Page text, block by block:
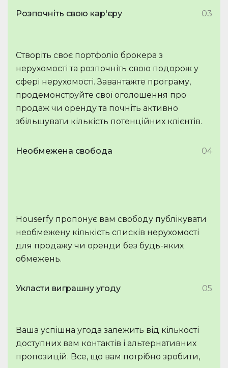
Розпочніть свою кар'єру 03
Створіть своє портфоліо брокера з
нерухомості та розпочніть свою подорож у
сфері нерухомості. Завантажте програму,
продемонструйте свої оголошення про
продаж чи оренду та почніть активно
збільшувати кількість потенційних клієнтів.
Необмежена свобода 04
Houserfy пропонує вам свободу публікувати
необмежену кількість списків нерухомості
для продажу чи оренди без будь-яких
обмежень.
Укласти виграшну угоду 05
Ваша успішна угода залежить від кількості
доступних вам контактів і альтернативних
пропозицій. Все, що вам потрібно зробити,